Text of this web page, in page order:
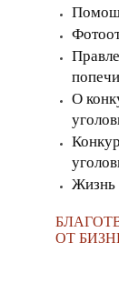
О
Жизнь
ОТ